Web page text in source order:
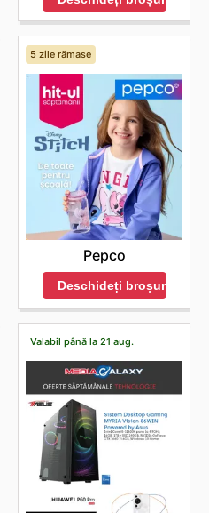
5 zile rămase
Pepco
Deschideți broșura
Valabil până la 21 aug.